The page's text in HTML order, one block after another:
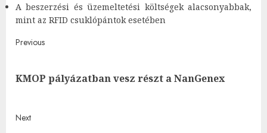
A beszerzési és üzemeltetési költségek alacsonyabbak,
mint az RFID csuklópántok esetében
Post
navigation
Previous
KMOP pályázatban vesz részt a NanGenex
Next